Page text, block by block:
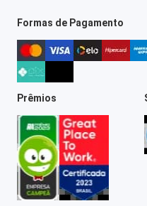
Formas de Pagamento
Prêmios